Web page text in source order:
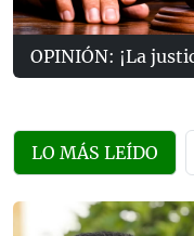
OPINIÓN: ¡La
LO MÁS LEÍDO